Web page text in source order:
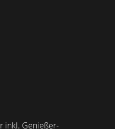
inkl. Genießer-